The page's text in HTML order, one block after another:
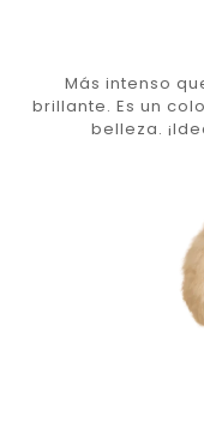
Más intenso
brillante. Es un
belleza.